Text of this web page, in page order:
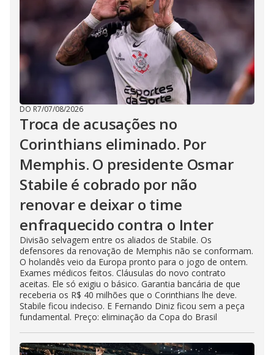
DO R7/07/08/2026
Troca de acusações no
Corinthians eliminado. Por
Memphis. O presidente Osmar
Stabile é cobrado por não
renovar e deixar o time
enfraquecido contra o Inter
Divisão selvagem entre os aliados de Stabile. Os
defensores da renovação de Memphis não se conformam.
O holandês veio da Europa pronto para o jogo de ontem.
Exames médicos feitos. Cláusulas do novo contrato
aceitas. Ele só exigiu o básico. Garantia bancária de que
receberia os R$ 40 milhões que o Corinthians lhe deve.
Stabile ficou indeciso. E Fernando Diniz ficou sem a peça
fundamental. Preço: eliminação da Copa do Brasil